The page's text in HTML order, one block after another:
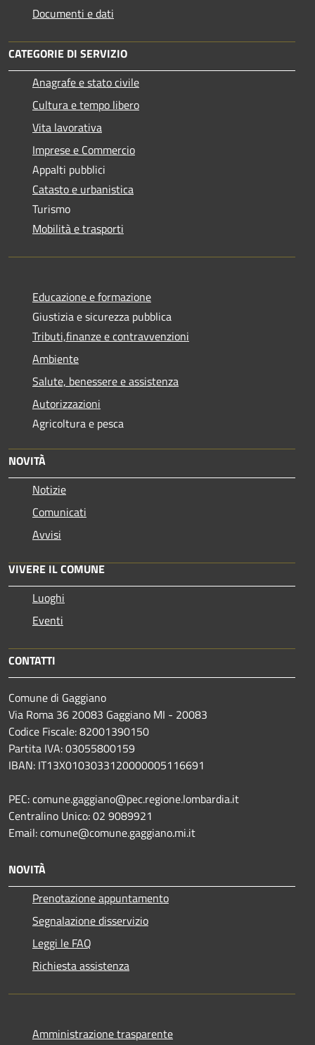
Documenti e dati
CATEGORIE DI SERVIZIO
Anagrafe e stato civile
Cultura e tempo libero
Vita lavorativa
Imprese e Commercio
Appalti pubblici
Catasto e urbanistica
Turismo
Mobilità e trasporti
Educazione e formazione
Giustizia e sicurezza pubblica
Tributi,finanze e contravvenzioni
Ambiente
Salute, benessere e assistenza
Autorizzazioni
Agricoltura e pesca
NOVITÀ
Notizie
Comunicati
Avvisi
VIVERE IL COMUNE
Luoghi
Eventi
CONTATTI
Comune di Gaggiano
Via Roma 36 20083 Gaggiano MI - 20083
Codice Fiscale: 82001390150
Partita IVA: 03055800159
IBAN: IT13X0103033120000005116691
PEC: comune.gaggiano@pec.regione.lombardia.it
Centralino Unico: 02 9089921
Email: comune@comune.gaggiano.mi.it
NOVITÀ
Prenotazione appuntamento
Segnalazione disservizio
Leggi le FAQ
Richiesta assistenza
Amministrazione trasparente